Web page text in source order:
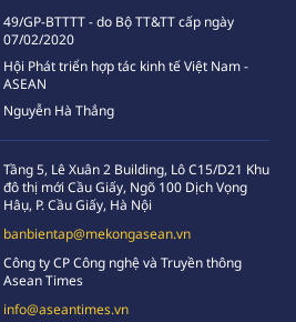
49/GP-BTTTT - do Bộ TT&TT cấp ngày
07/02/2020
Hội Phát triển hợp tác kinh tế Việt Nam -
ASEAN
Nguyễn Hà Thắng
Tầng 5, Lê Xuân 2 Building, Lô C15/D21 Khu
đô thị mới Cầu Giấy, Ngõ 100 Dịch Vọng
Hâụ, P. Cầu Giấy, Hà Nội
banbientap@mekongasean.vn
Công ty CP Công nghệ và Truyền thông
Asean Times
info@aseantimes.vn